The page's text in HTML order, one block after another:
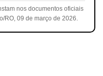
nos documentos oficiais
RO, 09 de março de 2026.